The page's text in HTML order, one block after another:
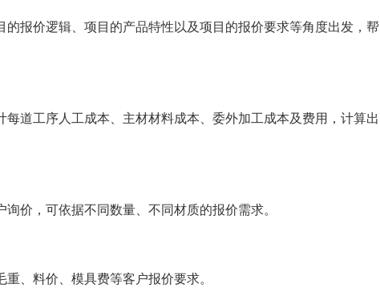
的报价逻辑、项目的产品特性以及项目的报价要求等角度出发，帮
每道工序人工成本、主材材料成本、委外加工成本及费用，计算出
价，可依据不同数量、不同材质的报价需求。
、料价、模具费等客户报价要求。